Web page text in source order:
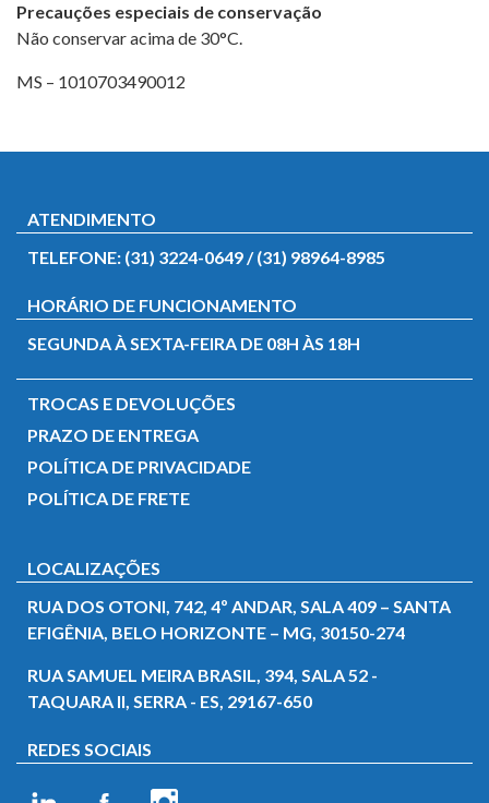
Precauções especiais de conservação
Não conservar acima de 30°C.
MS – 1010703490012
ATENDIMENTO
TELEFONE: (31) 3224-0649 / (31) 98964-8985
HORÁRIO DE FUNCIONAMENTO
SEGUNDA À SEXTA-FEIRA DE 08H ÀS 18H
TROCAS E DEVOLUÇÕES
PRAZO DE ENTREGA
POLÍTICA DE PRIVACIDADE
POLÍTICA DE FRETE
LOCALIZAÇÕES
RUA DOS OTONI, 742, 4º ANDAR, SALA 409 – SANTA
EFIGÊNIA, BELO HORIZONTE – MG, 30150-274
RUA SAMUEL MEIRA BRASIL, 394, SALA 52 -
TAQUARA II, SERRA - ES, 29167-650
REDES SOCIAIS